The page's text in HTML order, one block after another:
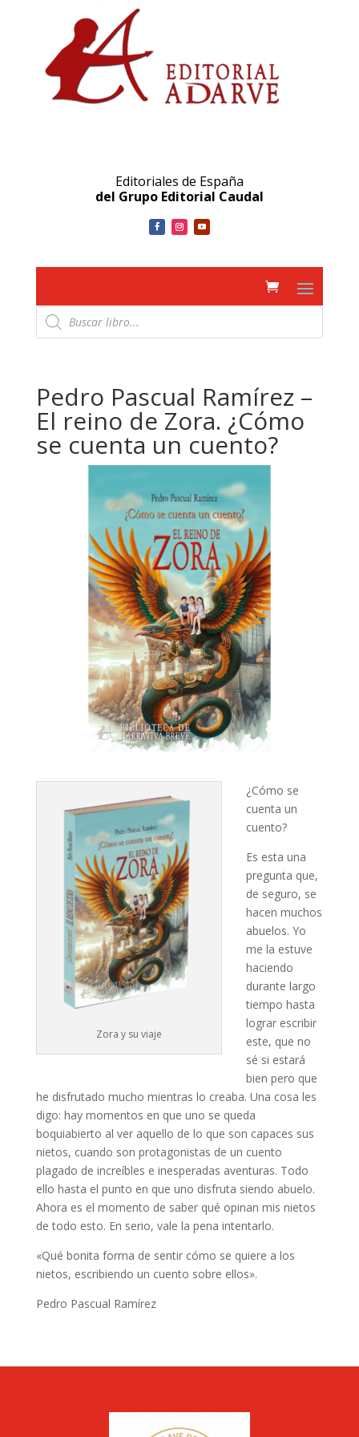
Editoriales de España
del Grupo Editorial Caudal
Búsqueda
de
productos
Pedro Pascual Ramírez –
El reino de Zora. ¿Cómo
se cuenta un cuento?
Zora y su viaje
¿Cómo se
cuenta un
cuento?
Es esta una
pregunta que,
de seguro, se
hacen muchos
abuelos. Yo
me la estuve
haciendo
durante largo
tiempo hasta
lograr escribir
este, que no
sé si estará
bien pero que
he disfrutado mucho mientras lo creaba. Una cosa les
digo: hay momentos en que uno se queda
boquiabierto al ver aquello de lo que son capaces sus
nietos, cuando son protagonistas de un cuento
plagado de increíbles e inesperadas aventuras. Todo
ello hasta el punto en que uno disfruta siendo abuelo.
Ahora es el momento de saber qué opinan mis nietos
de todo esto. En serio, vale la pena intentarlo.
«Qué bonita forma de sentir cómo se quiere a los
nietos, escribiendo un cuento sobre ellos».
Pedro Pascual Ramírez